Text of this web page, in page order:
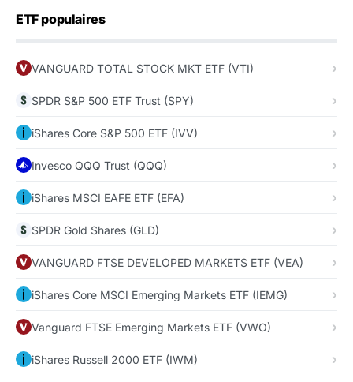
ETF populaires
VANGUARD TOTAL STOCK MKT ETF (VTI)
SPDR S&P 500 ETF Trust (SPY)
iShares Core S&P 500 ETF (IVV)
Invesco QQQ Trust (QQQ)
iShares MSCI EAFE ETF (EFA)
SPDR Gold Shares (GLD)
VANGUARD FTSE DEVELOPED MARKETS ETF (VEA)
iShares Core MSCI Emerging Markets ETF (IEMG)
Vanguard FTSE Emerging Markets ETF (VWO)
iShares Russell 2000 ETF (IWM)